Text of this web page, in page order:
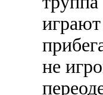
играют
не